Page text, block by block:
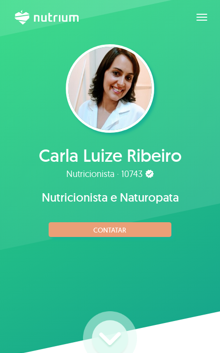
Carla Luize Ribeiro
Nutricionista · 10743
Nutricionista e Naturopata
CONTATAR